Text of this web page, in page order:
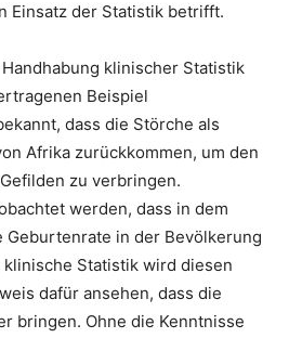
Einsatz der Statistik betrifft.
klinischer Statistik
Beispiel
dass die Störche als
Afrika zurückkommen, um den
zu verbringen.
werden, dass in dem
Geburtenrate in der Bevölkerung
Statistik wird diesen
dafür ansehen, dass die
bringen. Ohne die Kenntnisse